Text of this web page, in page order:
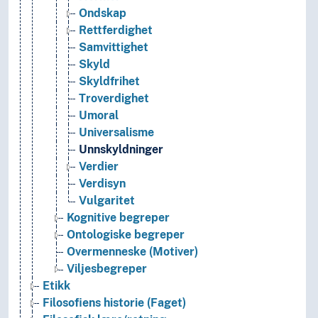
Ondskap
Rettferdighet
Samvittighet
Skyld
Skyldfrihet
Troverdighet
Umoral
Universalisme
Unnskyldninger
Verdier
Verdisyn
Vulgaritet
Kognitive begreper
Ontologiske begreper
Overmenneske (Motiver)
Viljesbegreper
Etikk
Filosofiens historie (Faget)